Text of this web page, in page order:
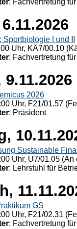
: Fachvertretung
I und II
Uhr, KÄ7/00.10
: Fachvertretung
2026
Uhr, F21/01.57
: Präsident
Sustainable
Uhr, U7/01.05
: Lehrstuhl für
GS
Uhr, F21/02.31
: Fachvertretung